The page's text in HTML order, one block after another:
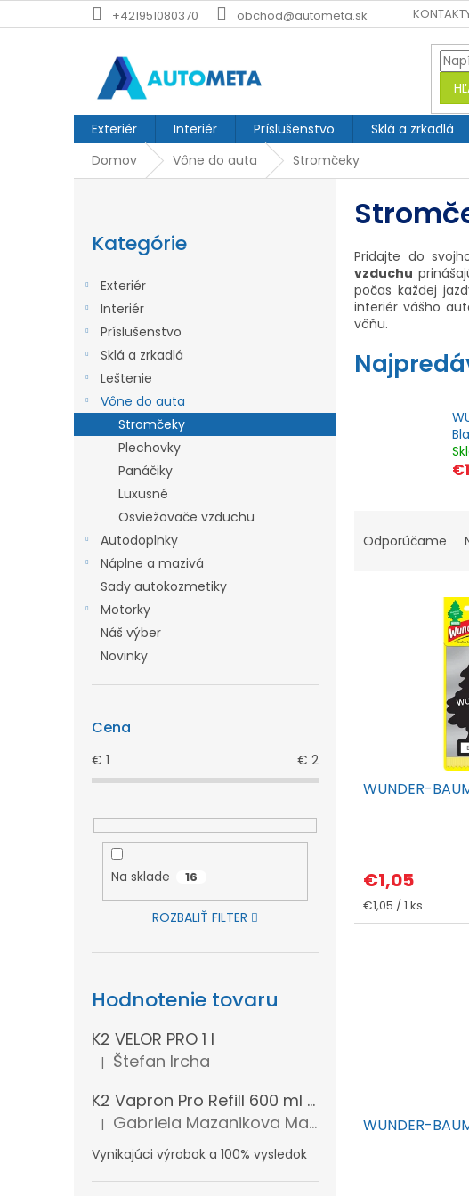
na
+421951080370 obchod@autometa.sk
Exteriér Interiér Príslušenstvo Sklá a zrkadlá
Domov
Vône do auta Stromčeky
ý
p
a
n
e
l
kategórie
Kategórie
Exteriér
Interiér
Príslušenstvo
Sklá a zrkadlá
Leštenie
Vône do auta
Stromčeky
Plechovky
Panáčiky
Luxusné
Osviežovače vzduchu
Autodoplnky
Náplne a mazivá
Sady autokozmetiky
Motorky
Náš výber
Novinky
Cena
€ 1 € 2
Na sklade 16
ROZBALIŤ FILTER
Hodnotenie tovaru
K2 VELOR PRO 1 l
Hodnotenie produktu je 5 z 5 hviezdičiek.
| Štefan Ircha
K2 Vapron Pro Refill 600 ml - Náhradná náplň
Hodnotenie produktu je 5 z 5 hviezdičiek.
| Gabriela Mazanikova Mazanikova
Vynikajúci výrobok a 100% vysledok
Pridajte do
vzduchu
počas každej
interiér vášho
vôňu.
a
u
o
v
Odporúčame
d
o
v
WUNDER-
€1,05
Jednotková
cena:
€1,05 / 1 ks
WUNDER-